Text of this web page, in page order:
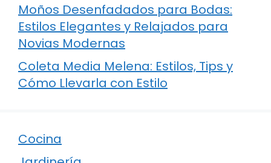
Moños Desenfadados para Bodas:
Estilos Elegantes y Relajados para
Novias Modernas
Coleta Media Melena: Estilos, Tips y
Cómo Llevarla con Estilo
Cocina